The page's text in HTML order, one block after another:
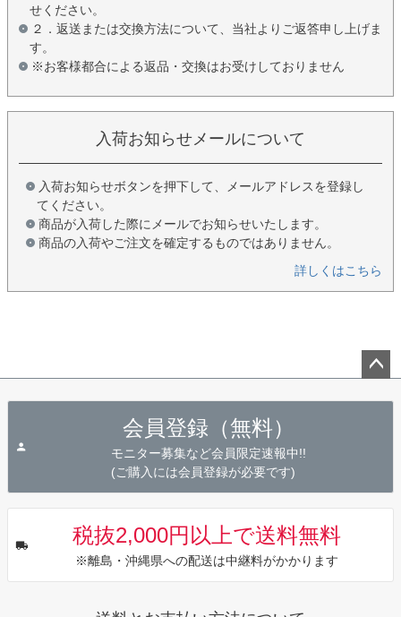
せください。
２．返送または交換方法について、当社よりご返答申し上げま
す。
※お客様都合による返品・交換はお受けしておりません
入荷お知らせメールについて
入荷お知らせボタンを押下して、メールアドレスを登録し
てください。
商品が入荷した際にメールでお知らせいたします。
商品の入荷やご注文を確定するものではありません。
詳しくはこちら
会員登録（無料）
モニター募集など会員限定速報中!!
(ご購入には会員登録が必要です)
税抜2,000円以上で送料無料
※離島・沖縄県への配送は中継料がかかります